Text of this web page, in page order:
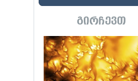
გირჩევთ